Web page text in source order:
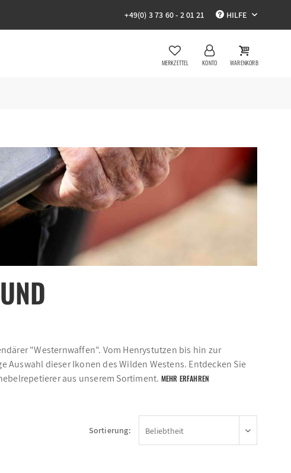
+49(0) 3 73 60 - 2 01 21 HILFE
MERKZETTEL KONTO WARENKORB
"Westernwaffen". Vom Henrystutzen bis hin zur
dieser Ikonen des Wilden Westens. Entdecken Sie
aus unserem Sortiment. MEHR ERFAHREN
Sortierung: